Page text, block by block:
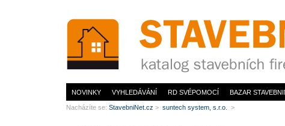
NOVINKY VYHLEDÁVÁNÍ RD SVÉPOMOCÍ BAZAR
Nacházíte se: StavebniNet.cz > suntech system, s.r.o. >